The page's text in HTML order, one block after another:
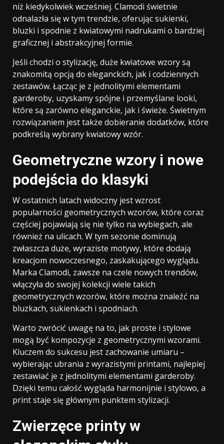
niż kiedykolwiek wcześniej. Clamodi świetnie
odnalazła się w tym trendzie, oferując sukienki,
bluzki i spodnie z kwiatowymi nadrukami o bardziej
graficznej i abstrakcyjnej formie.
Jeśli chodzi o stylizację, duże kwiatowe wzory są
znakomitą opcją do eleganckich, jak i codziennych
zestawów. Łącząc je z jednolitymi elementami
garderoby, uzyskamy spójne i przemyślane looki,
które są zarówno eleganckie, jak i świeże. Świetnym
rozwiązaniem jest także dobieranie dodatków, które
podkreślą wybrany kwiatowy wzór.
Geometryczne wzory i nowe
podejścia do klasyki
W ostatnich latach widoczny jest wzrost
popularności geometrycznych wzorów, które coraz
częściej pojawiają się nie tylko na wybiegach, ale
również na ulicach. W tym sezonie dominują
zwłaszcza duże, wyraziste motywy, które dodają
kreacjom nowoczesnego, zaskakującego wyglądu.
Marka Clamodi, zawsze na czele nowych trendów,
włączyła do swojej kolekcji wiele takich
geometrycznych wzorów, które można znaleźć na
bluzkach, sukienkach i spodniach.
Warto zwrócić uwagę na to, jak proste i stylowe
mogą być kompozycje z geometrycznymi wzorami.
Kluczem do sukcesu jest zachowanie umiaru –
wybierając ubrania z wyrazistymi printami, najlepiej
zestawiać je z jednolitymi elementami garderoby.
Dzięki temu całość wygląda harmonijnie i stylowo, a
print staje się głównym punktem stylizacji.
Zwierzęce printy w